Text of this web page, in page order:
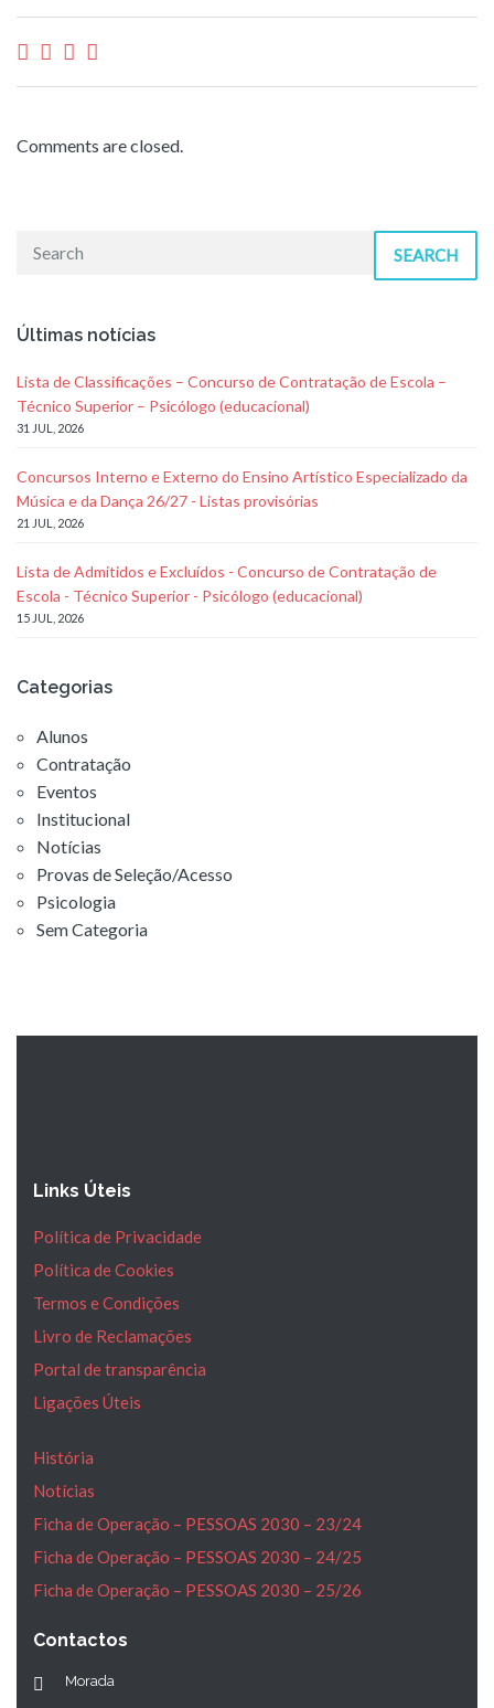
Comments are closed.
SEARCH
Últimas notícias
Lista de Classificações – Concurso de Contratação de Escola –
Técnico Superior – Psicólogo (educacional)
31 JUL, 2026
Concursos Interno e Externo do Ensino Artístico Especializado da
Música e da Dança 26/27 - Listas provisórias
21 JUL, 2026
Lista de Admitidos e Excluídos - Concurso de Contratação de
Escola - Técnico Superior - Psicólogo (educacional)
15 JUL, 2026
Categorias
Alunos
Contratação
Eventos
Institucional
Notícias
Provas de Seleção/Acesso
Psicologia
Sem Categoria
Links Úteis
Política de Privacidade
Política de Cookies
Termos e Condições
Livro de Reclamações
Portal de transparência
Ligações Úteis
História
Notícias
Ficha de Operação – PESSOAS 2030 – 23/24
Ficha de Operação – PESSOAS 2030 – 24/25
Ficha de Operação – PESSOAS 2030 – 25/26
Contactos
Morada